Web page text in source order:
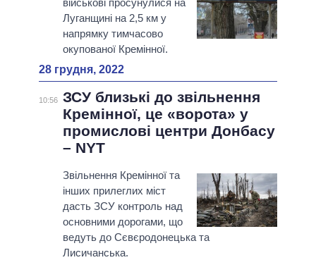
військові просунулися на
Луганщині на 2,5 км у
напрямку тимчасово
окупованої Кремінної.
28 грудня, 2022
10:56 ЗСУ близькі до звільнення
Кремінної, це «ворота» у
промислові центри Донбасу
– NYT
Звільнення Кремінної та
інших прилеглих міст
дасть ЗСУ контроль над
основними дорогами, що
ведуть до Сєвєродонецька та
Лисичанська.